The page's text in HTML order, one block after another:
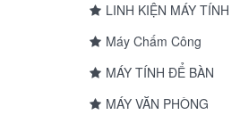
LINH KIỆN MÁY TÍNH
Máy Chấm Công
MÁY TÍNH ĐỂ BÀN
MÁY VĂN PHÒNG